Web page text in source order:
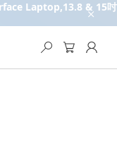
Laptop,13.8 & 15吋